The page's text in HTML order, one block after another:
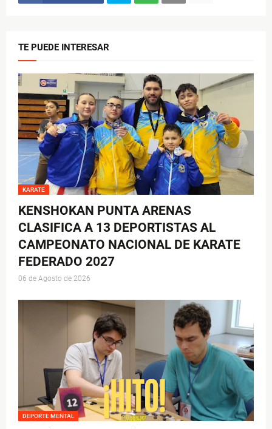
TE PUEDE INTERESAR
KARATE
KENSHOKAN PUNTA ARENAS
CLASIFICA A 13 DEPORTISTAS AL
CAMPEONATO NACIONAL DE KARATE
FEDERADO 2027
06 de Agosto de 2026
DEPORTE MENTAL